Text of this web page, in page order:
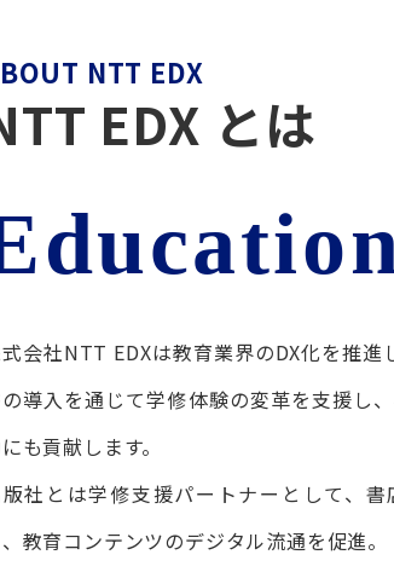
NTT EDX
EDX とは
会社NTT EDXは教育業界のDX化を推
導入を通じて学修体験の変革を支援し
も貢献します。
社とは学修支援パートナーとして、
教育コンテンツのデジタル流通を促進。